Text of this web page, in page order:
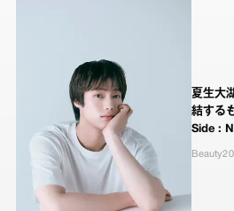
夏生大
結する
Side :
Beauty